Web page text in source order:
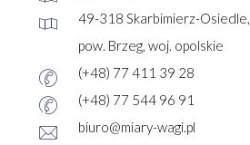
49-318 Skarbimierz-Osiedle,
pow. Brzeg, woj. opolskie
(+48) 77 411 39 28
(+48) 77 544 96 91
biuro@miary-wagi.pl